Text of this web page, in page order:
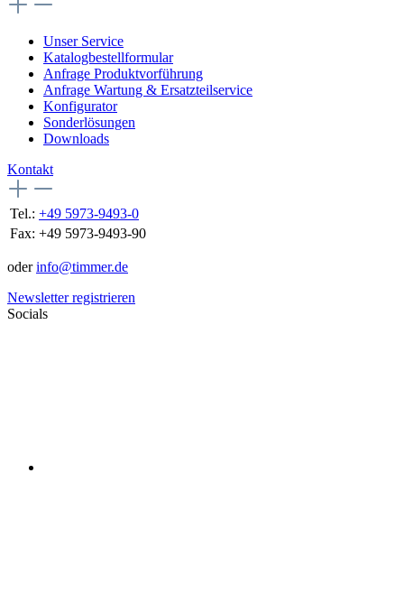
Unser Service
Katalogbestellformular
Anfrage Produktvorführung
Anfrage Wartung & Ersatzteilservice
Konfigurator
Sonderlösungen
Downloads
Kontakt
Tel.: +49 5973-9493-0
Fax: +49 5973-9493-90
oderinfo@timmer.de
Newsletter registrieren
Socials